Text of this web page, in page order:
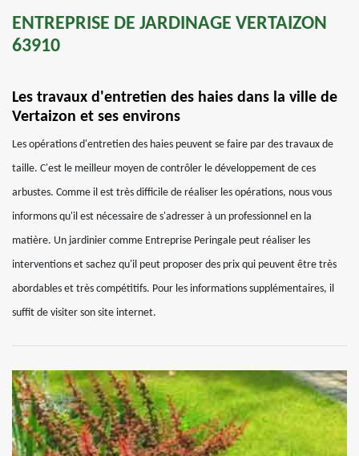
ENTREPRISE DE JARDINAGE VERTAIZON
63910
Les travaux d'entretien des haies dans la ville de
Vertaizon et ses environs
Les opérations d'entretien des haies peuvent se faire par des travaux de
taille. C'est le meilleur moyen de contrôler le développement de ces
arbustes. Comme il est très difficile de réaliser les opérations, nous vous
informons qu'il est nécessaire de s'adresser à un professionnel en la
matière. Un jardinier comme Entreprise Peringale peut réaliser les
interventions et sachez qu'il peut proposer des prix qui peuvent être très
abordables et très compétitifs. Pour les informations supplémentaires, il
suffit de visiter son site internet.